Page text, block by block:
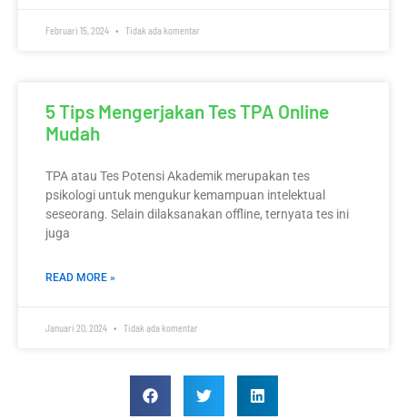
Februari 15, 2024 Tidak ada komentar
5 Tips Mengerjakan Tes TPA Online
Mudah
TPA atau Tes Potensi Akademik merupakan tes
psikologi untuk mengukur kemampuan intelektual
seseorang. Selain dilaksanakan offline, ternyata tes ini
juga
READ MORE »
Januari 20, 2024 Tidak ada komentar